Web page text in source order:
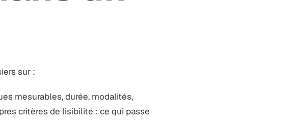
sur :
mesurables, durée, modalités,
critères de lisibilité : ce qui passe